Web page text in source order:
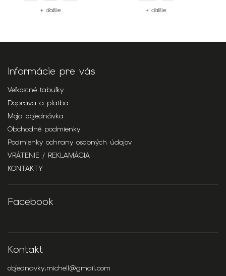
+ ďalšie XXL XL
Informácie pre vás
Veľkostné tabuľky
Doprava a platba
Moja objednávka
Obchodné podmienky
Podmienky ochrany osobných údajov
VRÁTENIE / REKLAMÁCIA
KONTAKTY
Facebook
Kontakt
objednavky.michell@gmail.com